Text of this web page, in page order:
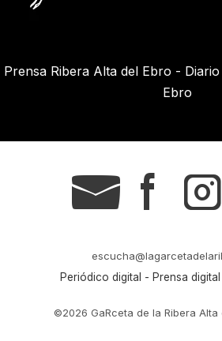
Prensa Ribera Alta del Ebro -
Ebro
g s t
Periódico digital - Prensa
©2026 GaRceta de la Ribera Alta